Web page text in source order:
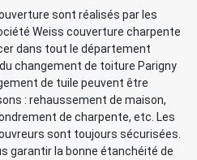
sont réalisés par les
Weiss couverture charpente
dans tout le département
changement de toiture Parigny
de tuile peuvent être
: rehaussement de maison,
de charpente, etc. Les
sont toujours sécurisées.
garantir la bonne étanchéité de